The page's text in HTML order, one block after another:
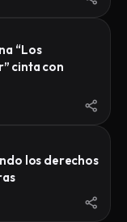
“Los
cinta con
los derechos